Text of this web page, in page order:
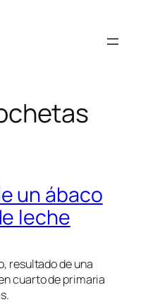
un ábaco
leche
resultado de una
cuarto de primaria